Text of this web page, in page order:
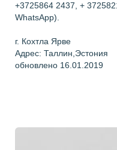
+3725864 2437, +
WhatsApp).
г. Кохтла Ярве
Адрес: Таллин,Эстония
обновлено 16.01.2019